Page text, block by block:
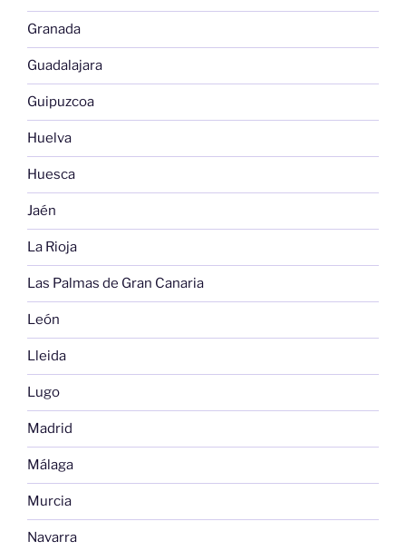
Granada
Guadalajara
Guipuzcoa
Huelva
Huesca
Jaén
La Rioja
Las Palmas de Gran Canaria
León
Lleida
Lugo
Madrid
Málaga
Murcia
Navarra